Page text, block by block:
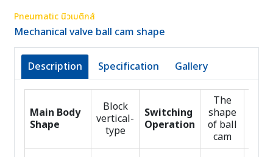
Pneumatic นิวเมติกส์
Mechanical valve ball cam shape
Description Specification Gallery
Main Body
Shape
Block
vertical-
type
Switching
Operation
The
shape
of ball
cam